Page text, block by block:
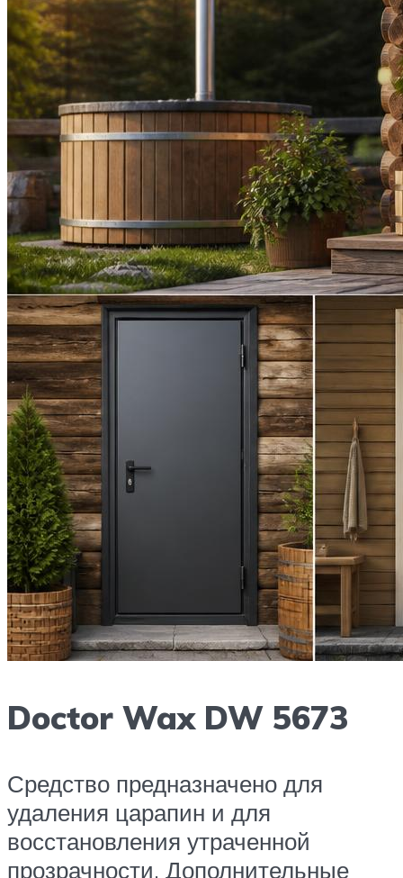
Doctor Wax DW 5673
Средство предназначено для
удаления царапин и для
восстановления утраченной
прозрачности. Дополнительные